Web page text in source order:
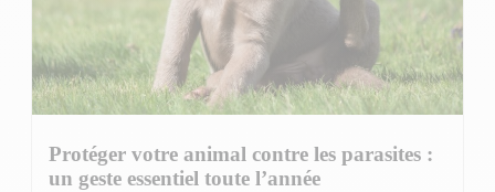
Protéger votre animal contre les parasites :
un geste essentiel toute l’année